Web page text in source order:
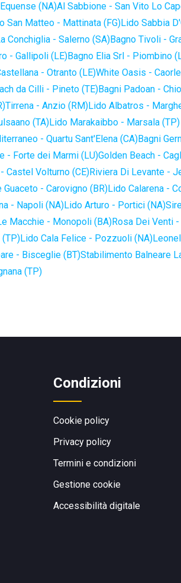
(NA)Al Sabbione - San Vito Lo
San Matteo - Mattinata (FG)Lido Sabbia
Conchiglia - Salerno (SA)Bagno Tivoli -
- Gallipoli (LE)Bagno Elia Srl - Piombino
- Otranto (LE)White Oasis -
da Cilli - Pineto (TE)Bagni Padoan -
Tirrena - Anzio (RM)Lido Albatros -
(TA)Lido Marakaibbo - Marsala (TP)
- Quartu Sant'Elena (CA)Bagni
- Forte dei Marmi (LU)Golden Beach -
Castel Volturno (CE)Riviera Di Levante -
- Carovigno (BR)Lido Calarena -
- Napoli (NA)Lido Arturo - Portici (NA)
Macchie - Monopoli (BA)Rosa Dei Venti
Lido Cala Felice - Pozzuoli (NA)
- Bisceglie (BT)Stabilimento Balneare
(TP)
Condizioni
Cookie policy
Privacy policy
Termini e condizioni
Gestione cookie
Accessibilità digitale